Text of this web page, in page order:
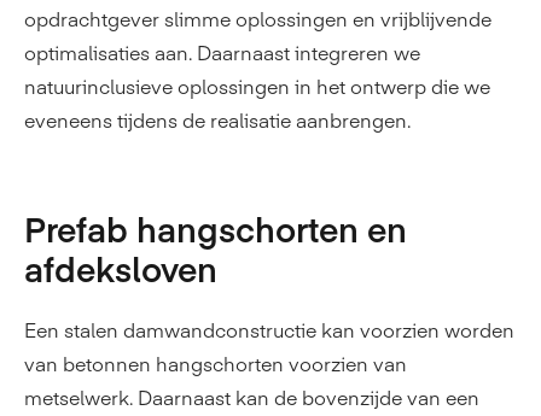
opdrachtgever slimme oplossingen en vrijblijvende
optimalisaties aan. Daarnaast integreren we
natuurinclusieve oplossingen in het ontwerp die we
eveneens tijdens de realisatie aanbrengen.
Prefab hangschorten en
afdeksloven
Een stalen damwandconstructie kan voorzien worden
van betonnen hangschorten voorzien van
metselwerk. Daarnaast kan de bovenzijde van een